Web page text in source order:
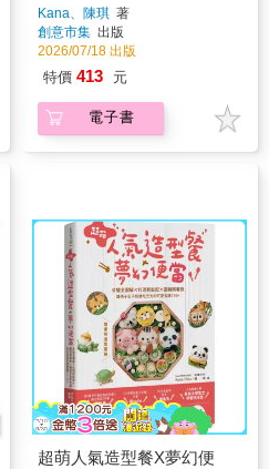
Kana、陳琪 著
創意市集 出版
2026/07/18 出版
特價 413 元
電子書
超萌人氣造型餐X夢幻便